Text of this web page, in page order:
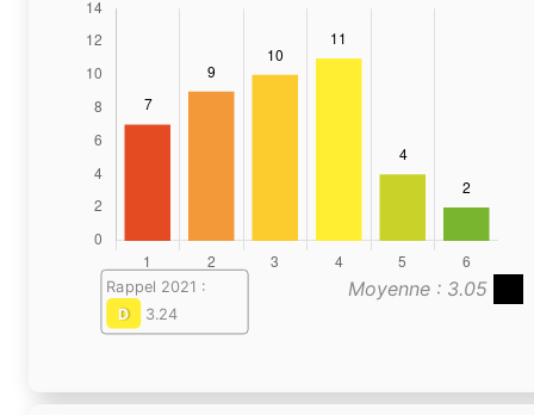
Moyenne : 3.05
Rappel 2021 :
D
3.24